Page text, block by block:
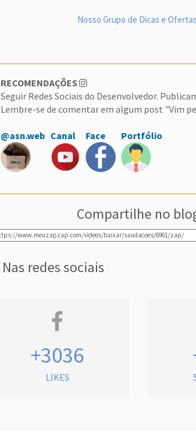
Nosso Grupo de Dicas e
RECOMENDAÇÕES
Seguir Redes Sociais do Desenvolvedor.
Lembre-se de comentar em algum post "Vim
@asn.web Canal Face Portfólio
Compartilhe no
Nas redes sociais
+3036
LIKES